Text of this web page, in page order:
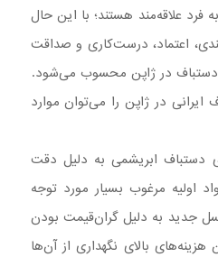
علاقه‌مند هستند؛ با این حال
اعتماد، درست‌کاری و صداقت
در ژاپن محسوب می‌شود.
در ژاپن را می‌توان موارد
دستباف ابریشمی به دلیل دقت
اولیه مرغوب بسیار مورد توجه
جدید به دلیل گران‌قیمت بودن
بالای نگهداری از آن‌ها